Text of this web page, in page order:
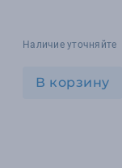
Наличие уточняйте
В корзину